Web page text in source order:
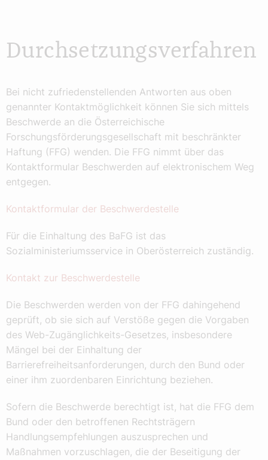
Durchsetzungsverfahren
Bei nicht zufriedenstellenden Antworten aus oben
genannter Kontaktmöglichkeit können Sie sich mittels
Beschwerde an die Österreichische
Forschungsförderungsgesellschaft mit beschränkter
Haftung (FFG) wenden. Die FFG nimmt über das
Kontaktformular Beschwerden auf elektronischem Weg
entgegen.
Kontaktformular der Beschwerdestelle
Für die Einhaltung des BaFG ist das
Sozialministeriumsservice in Oberösterreich zuständig.
Kontakt zur Beschwerdestelle
Die Beschwerden werden von der FFG dahingehend
geprüft, ob sie sich auf Verstöße gegen die Vorgaben
des Web-Zugänglichkeits-Gesetzes, insbesondere
Mängel bei der Einhaltung der
Barrierefreiheitsanforderungen, durch den Bund oder
einer ihm zuordenbaren Einrichtung beziehen.
Sofern die Beschwerde berechtigt ist, hat die FFG dem
Bund oder den betroffenen Rechtsträgern
Handlungsempfehlungen auszusprechen und
Maßnahmen vorzuschlagen, die der Beseitigung der